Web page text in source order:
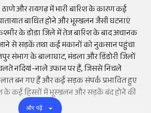
ठाणे और रायगढ़ में भारी बारिश के कारण कई
बाधित होने और भूस्खलन जैसी घटनाएं
के डोडा जिले में तेज बारिश के बाद अचानक
से सड़कें तथा कई मकानों को नुकसान पहुंचा
संभाग के बालाघाट, मंडला और डिंडोरी जिलों
नदियां-नाले उफान पर हैं, जिससे निचले
बन गए हैं और कई सड़क संपर्क प्रभावित हुए
के कई हिस्सों में भूस्खलन और सड़कें बंद होने की
और पढ़ें